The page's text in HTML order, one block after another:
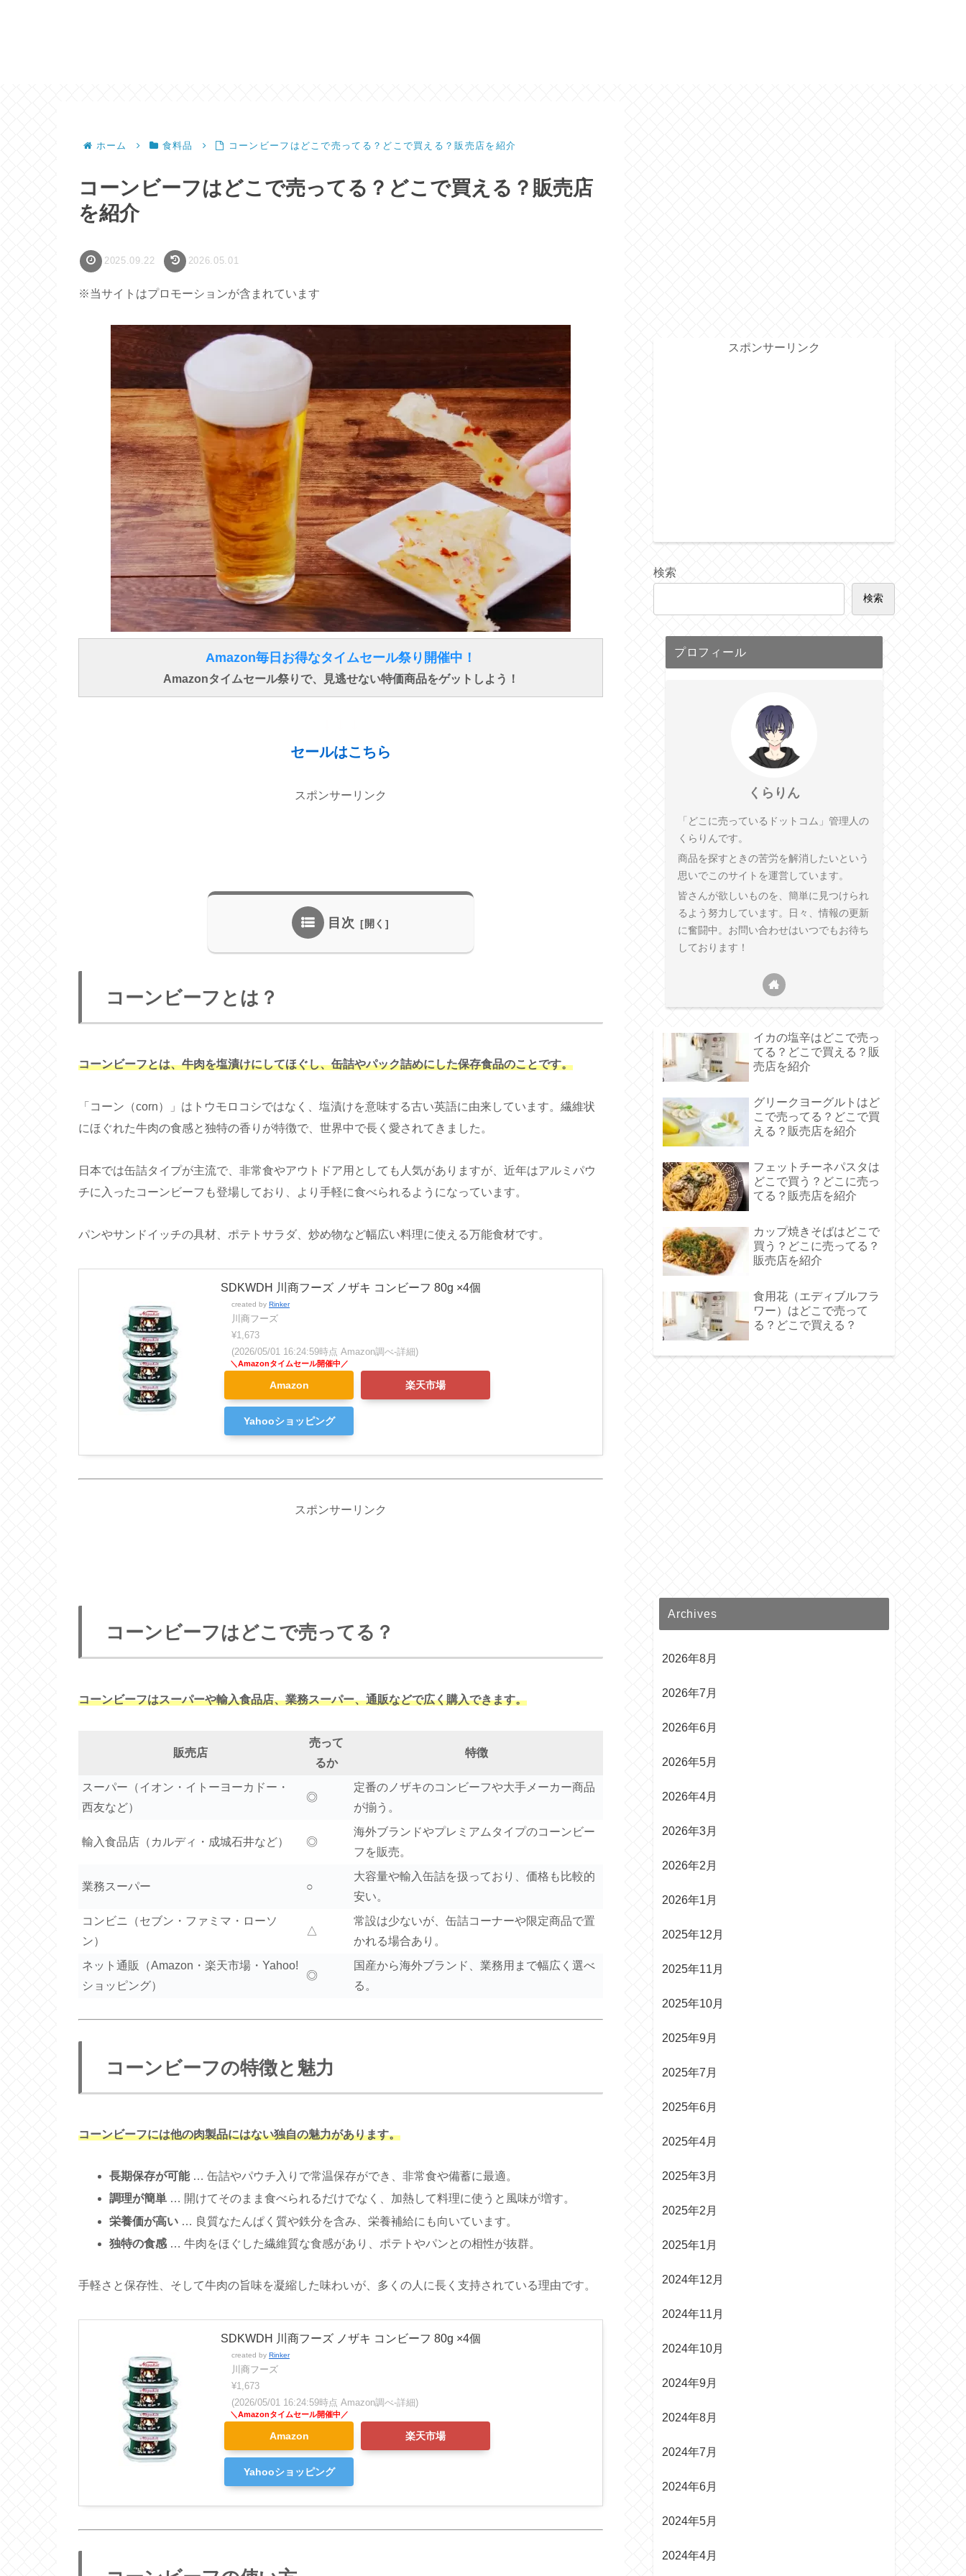
ホーム 食料品 コーンビーフはどこで売ってる？どこで買える？販売店を紹介
コーンビーフはどこで売ってる？どこで買える？販売店
を紹介
2025.09.22 2026.05.01
※当サイトはプロモーションが含まれています
Amazon毎日お得なタイムセール祭り開催中！
Amazonタイムセール祭りで、見逃せない特価商品をゲットしよう！
セールはこちら
スポンサーリンク
目次
コーンビーフとは？
コーンビーフとは、牛肉を塩漬けにしてほぐし、缶詰やパック詰めにした保存食品のことです。
「コーン（corn）」はトウモロコシではなく、塩漬けを意味する古い英語に由来しています。繊維状
にほぐれた牛肉の食感と独特の香りが特徴で、世界中で長く愛されてきました。
日本では缶詰タイプが主流で、非常食やアウトドア用としても人気がありますが、近年はアルミパウ
チに入ったコーンビーフも登場しており、より手軽に食べられるようになっています。
パンやサンドイッチの具材、ポテトサラダ、炒め物など幅広い料理に使える万能食材です。
SDKWDH 川商フーズ ノザキ コンビーフ 80g ×4個
created by Rinker
川商フーズ
¥1,673
(2026/05/01 16:24:59時点 Amazon調べ-詳細)
Amazon 楽天市場
Yahooショッピング
スポンサーリンク
コーンビーフはどこで売ってる？
コーンビーフはスーパーや輸入食品店、業務スーパー、通販などで広く購入できます。
販売店
売って
るか
特徴
スーパー（イオン・イトーヨーカドー・
西友など）
◎
定番のノザキのコンビーフや大手メーカー商品
が揃う。
輸入食品店（カルディ・成城石井など） ◎
海外ブランドやプレミアムタイプのコーンビー
フを販売。
業務スーパー ○
大容量や輸入缶詰を扱っており、価格も比較的
安い。
コンビニ（セブン・ファミマ・ローソ
ン）
△
常設は少ないが、缶詰コーナーや限定商品で置
かれる場合あり。
ネット通販（Amazon・楽天市場・Yahoo!
ショッピング）
◎
国産から海外ブランド、業務用まで幅広く選べ
る。
コーンビーフの特徴と魅力
コーンビーフには他の肉製品にはない独自の魅力があります。
長期保存が可能… 缶詰やパウチ入りで常温保存ができ、非常食や備蓄に最適。
調理が簡単 … 開けてそのまま食べられるだけでなく、加熱して料理に使うと風味が増す。
栄養価が高い … 良質なたんぱく質や鉄分を含み、栄養補給にも向いています。
独特の食感 … 牛肉をほぐした繊維質な食感があり、ポテトやパンとの相性が抜群。
手軽さと保存性、そして牛肉の旨味を凝縮した味わいが、多くの人に長く支持されている理由です。
SDKWDH 川商フーズ ノザキ コンビーフ 80g ×4個
created by Rinker
川商フーズ
¥1,673
(2026/05/01 16:24:59時点 Amazon調べ-詳細)
Amazon 楽天市場
Yahooショッピング
スポンサーリンク
検索
検索
プロフィール
くらりん
「どこに売っているドットコム」管理人の
くらりんです。
商品を探すときの苦労を解消したいという
思いでこのサイトを運営しています。
皆さんが欲しいものを、簡単に見つけられ
るよう努力しています。日々、情報の更新
に奮闘中。お問い合わせはいつでもお待ち
しております！
イカの塩辛はどこで売っ
てる？どこで買える？販
売店を紹介
グリークヨーグルトはど
こで売ってる？どこで買
える？販売店を紹介
フェットチーネパスタは
どこで買う？どこに売っ
てる？販売店を紹介
カップ焼きそばはどこで
買う？どこに売ってる？
販売店を紹介
食用花（エディブルフラ
ワー）はどこで売って
る？どこで買える？
Archives
2026年8月
2026年7月
2026年6月
2026年5月
2026年4月
2026年3月
2026年2月
2026年1月
2025年12月
2025年11月
2025年10月
2025年9月
2025年7月
2025年6月
2025年4月
2025年3月
2025年2月
2025年1月
2024年12月
2024年11月
2024年10月
2024年9月
2024年8月
2024年7月
2024年6月
2024年5月
2024年4月